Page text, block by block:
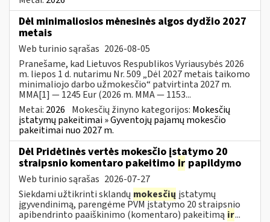
Dėl minimaliosios mėnesinės algos dydžio 2027
metais
Web turinio sąrašas 2026-08-05
Pranešame, kad Lietuvos Respublikos Vyriausybės 2026
m. liepos 1 d. nutarimu Nr. 509 „Dėl 2027 metais taikomo
minimaliojo darbo užmokesčio“ patvirtinta 2027 m.
MMA[1] — 1245 Eur (2026 m. MMA — 1153...
Metai: 2026 Mokesčių žinyno kategorijos: Mokesčių
įstatymų pakeitimai » Gyventojų pajamų mokesčio
pakeitimai nuo 2027 m.
Dėl Pridėtinės vertės mokesčio įstatymo 20
straipsnio komentaro pakeitimo ir papildymo
Web turinio sąrašas 2026-07-27
Siekdami užtikrinti sklandų mokesčių įstatymų
įgyvendinimą, parengėme PVM įstatymo 20 straipsnio
apibendrinto paaiškinimo (komentaro) pakeitimą ir...